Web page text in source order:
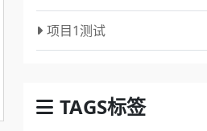
项目1测试
TAGS标签